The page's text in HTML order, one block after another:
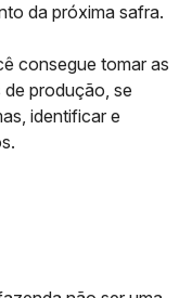
da próxima safra.
consegue tomar as
produção, se
identificar e